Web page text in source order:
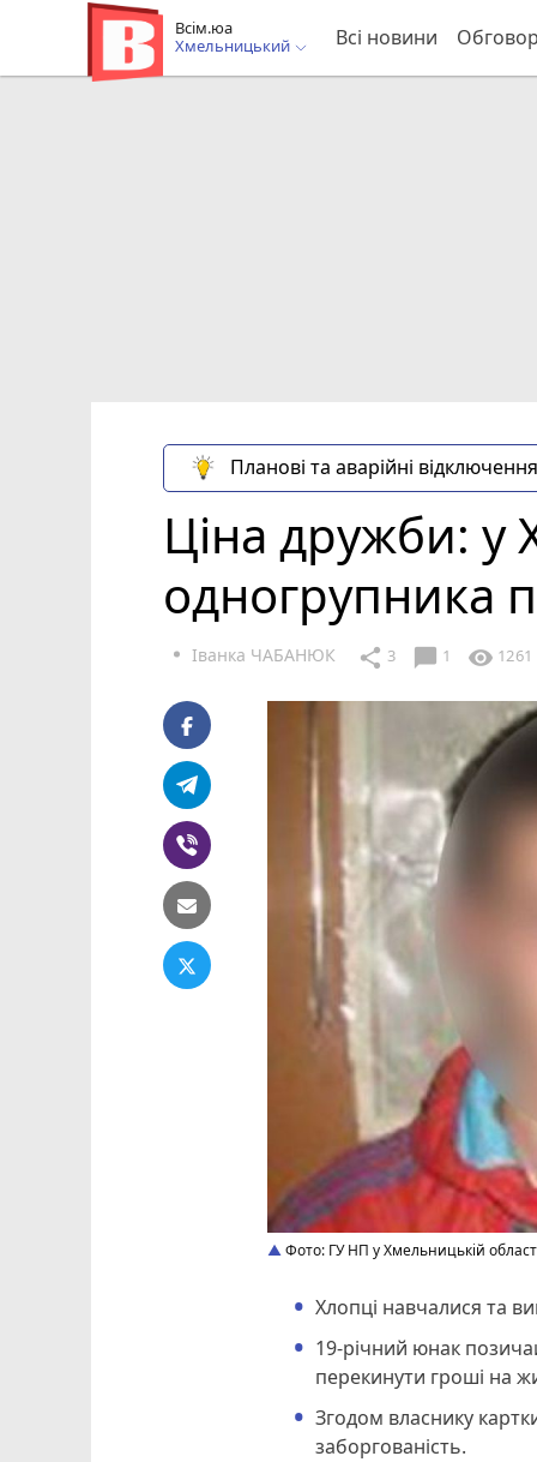
Всім.юа
Хмельницький
Всі новини
Планові та аварійні
Ціна дружби: у
одногрупника
Іванка ЧАБАНЮК share 3 chat_bubble 1 visibility 1261
Фото: ГУ НП у Хмельницькій
Хлопці навчалися та
19-річний юнак
перекинути гроші на
Згодом власнику
заборгованість.